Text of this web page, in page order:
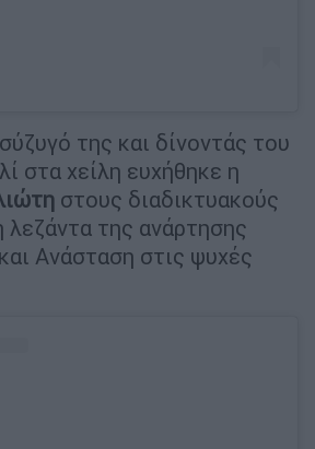
της και δίνοντάς του
στα χείλη ευχήθηκε η
στους διαδικτυακούς
λεζάντα της ανάρτησης
Ανάσταση στις ψυχές